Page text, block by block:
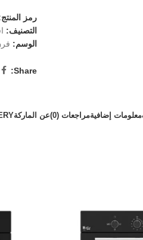
رمز
التصنيف:
الوسم:
Share:
معلومات إضافيةمراجعات (0) عن الماركة